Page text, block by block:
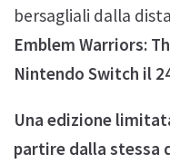
bersagliali dalla
Emblem Warriors:
Nintendo Switch il
Una edizione
partire dalla stessa